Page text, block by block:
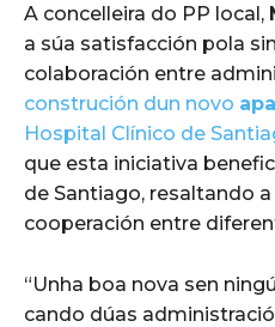
A concelleira do PP local,
a súa satisfacción pola
colaboración entre
construción dun novo
Hospital Clínico de
que esta iniciativa
de Santiago, resaltando
cooperación entre
“Unha boa nova sen
cando dúas